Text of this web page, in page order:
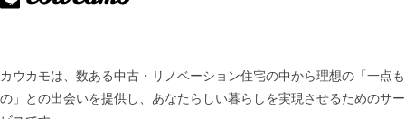
カウカモは、数ある中古・リノベーション住宅の中から理想の「一点も
の」との出会いを提供し、 あなたらしい暮らしを実現させるためのサー